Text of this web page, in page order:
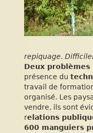
repiquage.
Deux
présence du
travail de
organisé. Les
vendre, ils sont
relations
600 manguiers